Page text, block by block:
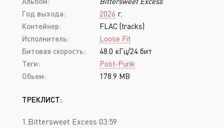
Год выхода:
2026 г.
Контейнер:
FLAC (tracks)
Исполнитель:
Loose Fit
Битовая скорость:
48.0 кГц/24 бит
Теги:
Post-Punk
Обьем:
178.9 MB
ТРЕКЛИСТ:
1.Bittersweet Excess 03:59